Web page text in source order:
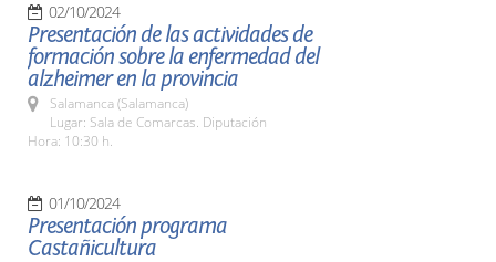
02/10/2024
Presentación de las actividades de
formación sobre la enfermedad del
alzheimer en la provincia
Salamanca (Salamanca)
Lugar: Sala de Comarcas. Diputación
Hora: 10:30 h.
01/10/2024
Presentación programa
Castañicultura